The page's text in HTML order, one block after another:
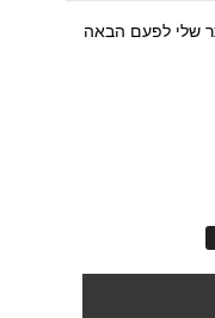
שלי לפעם הבאה